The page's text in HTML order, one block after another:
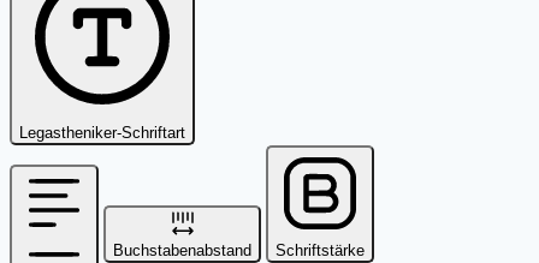
Legastheniker-Schriftart
Buchstabenabstand Schriftstärke